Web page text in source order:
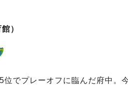
）
でプレーオフに臨んだ府中。